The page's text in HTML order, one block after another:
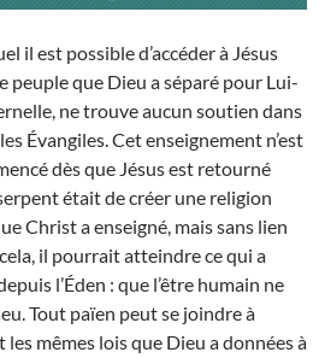
il est possible d’accéder à Jésus
peuple que Dieu a séparé pour Lui-
ne trouve aucun soutien dans
Évangiles. Cet enseignement n’est
dès que Jésus est retourné
était de créer une religion
Christ a enseigné, mais sans lien
il pourrait atteindre ce qui a
l’Éden : que l’être humain ne
Tout païen peut se joindre à
les mêmes lois que Dieu a données à